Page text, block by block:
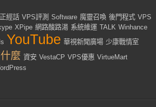
經話 VPS評測 Software 魔靈召喚 後門程式 VPS
XPipe 網路酸路湯 系統維運 TALK Winhance
YouTube 華視新聞廣場 少康戰情室
麼 資安 VestaCP VPS優惠 VirtueMart